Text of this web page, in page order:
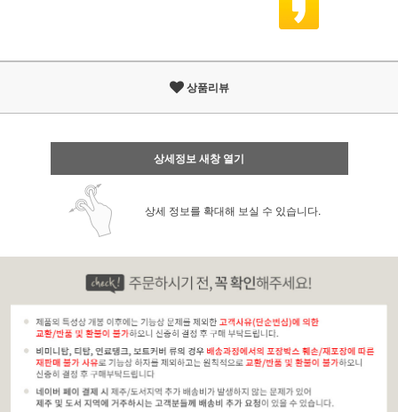
상품리뷰
상세정보 새창 열기
상세 정보를 확대해 보실 수 있습니다.